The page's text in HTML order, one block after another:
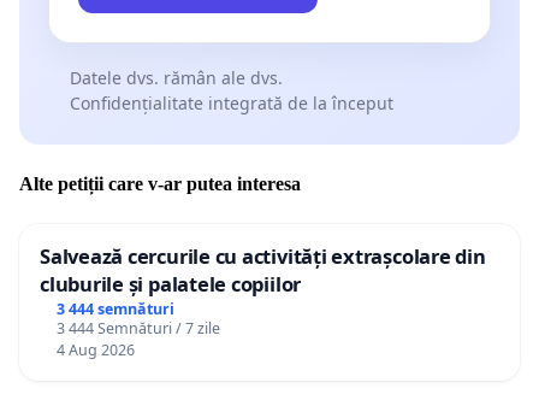
Datele dvs. rămân ale dvs.
Confidențialitate integrată de la început
Alte petiții care v-ar putea interesa
Salvează cercurile cu activități extrașcolare din
cluburile și palatele copiilor
3 444 semnături
3 444 Semnături / 7 zile
4 Aug 2026